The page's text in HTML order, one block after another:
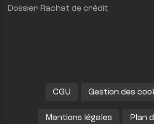
Dossier Rachat de crédit
CGU Gestion des
Mentions légales Plan